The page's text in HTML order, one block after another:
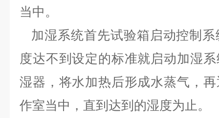
当中。
加湿系统首先试验箱启动控制
度达不到设定的标准就启动加湿
湿器，将水加热后形成水蒸气，
作室当中，直到达到的湿度为止。